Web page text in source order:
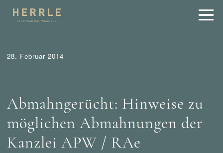
28. Februar 2014
Abmahngerücht: Hinweise zu
möglichen Abmahnungen der
Kanzlei APW / RAe